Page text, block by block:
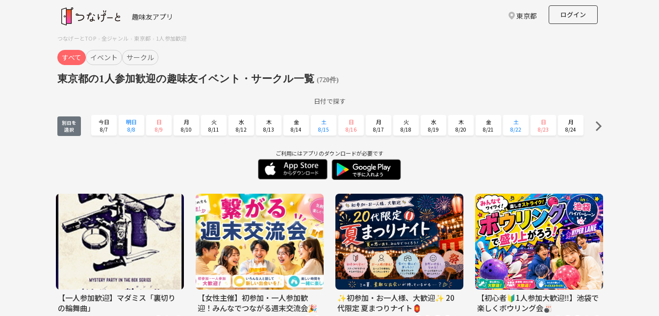
趣味友アプリ 東京都 ログイン
つなげーとTOP 全ジャンル 東京都 1人参加歓迎
すべて イベント サークル
東京都の1人参加歓迎の趣味友イベント・サークル一覧 (720件)
日付で探す
別日を
選択
今日
8/7
明日
8/8
日
8/9
月
8/10
火
8/11
水
8/12
木
8/13
金
8/14
土
8/15
日
8/16
月
8/17
火
8/18
水
8/19
木
8/20
金
8/21
土
8/22
日
8/23
月
8/24
9/1 9/2 9/3 9/4
ご利用にはアプリのダウンロードが必要です
【一人参加歓迎】マダミス「裏切り
の輪舞曲」
【女性主催】初参加・一人参加歓
迎！みんなでつながる週末交流会🎉
✨初参加・お一人様、大歓迎✨ 20
代限定 夏まつりナイト🏮
【初心者🔰1人参加大歓迎‼️】池袋で
楽しくボウリング会🎳